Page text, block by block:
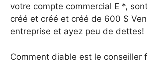
votre compte commercial E *,
créé et créé et créé de 600 $
entreprise et ayez peu de dettes!
Comment diable est le conseiller